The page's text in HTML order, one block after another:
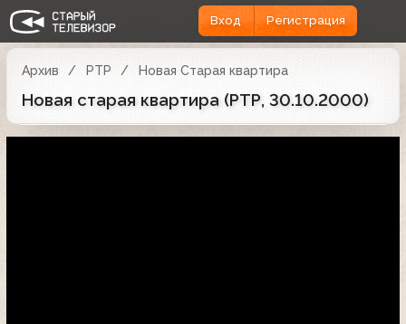
Вход Регистрация
Архив РТР Новая Старая квартира
Новая старая квартира (РТР, 30.10.2000)